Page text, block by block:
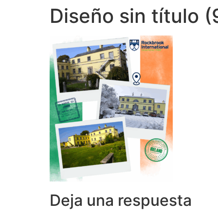
Diseño sin título
Deja una respuesta